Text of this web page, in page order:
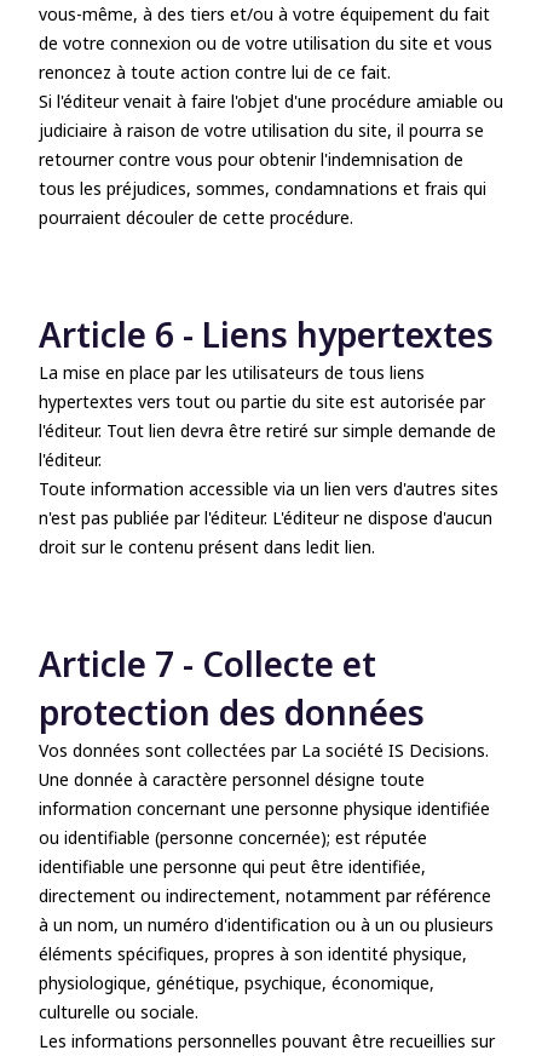
vous-même, à des tiers et/ou à votre équipement du fait
de votre connexion ou de votre utilisation du site et vous
renoncez à toute action contre lui de ce fait.
Si l'éditeur venait à faire l'objet d'une procédure amiable ou
judiciaire à raison de votre utilisation du site, il pourra se
retourner contre vous pour obtenir l'indemnisation de
tous les préjudices, sommes, condamnations et frais qui
pourraient découler de cette procédure.
Article 6 - Liens hypertextes
La mise en place par les utilisateurs de tous liens
hypertextes vers tout ou partie du site est autorisée par
l'éditeur. Tout lien devra être retiré sur simple demande de
l'éditeur.
Toute information accessible via un lien vers d'autres sites
n'est pas publiée par l'éditeur. L'éditeur ne dispose d'aucun
droit sur le contenu présent dans ledit lien.
Article 7 - Collecte et
protection des données
Vos données sont collectées par La société IS Decisions.
Une donnée à caractère personnel désigne toute
information concernant une personne physique identifiée
ou identifiable (personne concernée); est réputée
identifiable une personne qui peut être identifiée,
directement ou indirectement, notamment par référence
à un nom, un numéro d'identification ou à un ou plusieurs
éléments spécifiques, propres à son identité physique,
physiologique, génétique, psychique, économique,
culturelle ou sociale.
Les informations personnelles pouvant être recueillies sur